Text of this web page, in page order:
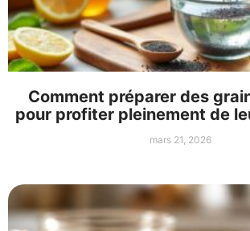
Comment préparer des
pour profiter pleinement de
mars 21, 2026